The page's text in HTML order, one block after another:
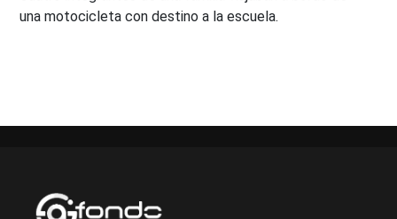
una motocicleta con destino a la escuela.